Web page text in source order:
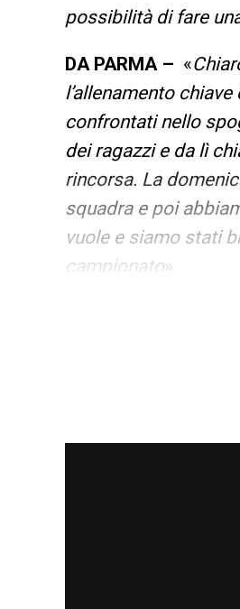
possibilità di fare
DA PARMA – «
l’allenamento
confrontati nello
dei ragazzi e da lì
rincorsa. La
squadra e poi
vuole e siamo stati
campionato».
piano con il lavoro,
soprattutto del mio
traguardo